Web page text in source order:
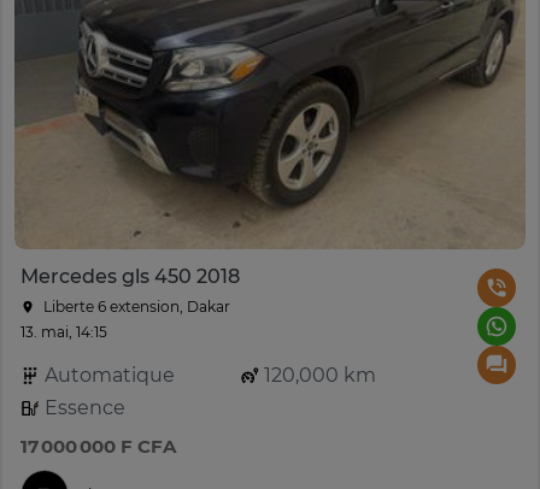
Mercedes gls 450 2018
Liberte 6 extension, Dakar
13. mai, 14:15
Automatique
120,000 km
Essence
17 000 000 F CFA